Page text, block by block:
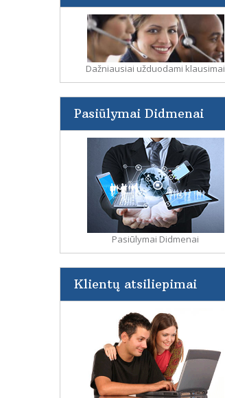
Dažniausiai užduodami klausimai
Pasiūlymai Didmenai
Pasiūlymai Didmenai
Klientų atsiliepimai